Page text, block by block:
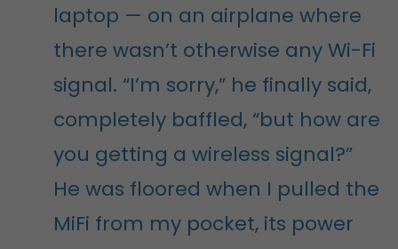
laptop — on an airplane where
there wasn’t otherwise any Wi-Fi
signal. “I’m sorry,” he finally said,
completely baffled, “but how are
you getting a wireless signal?”
He was floored when I pulled the
MiFi from my pocket, its power